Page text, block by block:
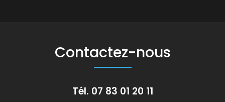
Contactez-nous
Tél. 07 83 01 20 11